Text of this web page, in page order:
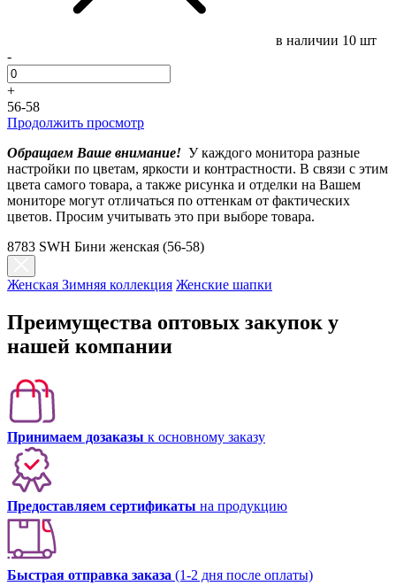
в наличии 10 шт
-
+
56-58
Продолжить просмотр
Обращаем Ваше внимание! У каждого монитора разные
настройки по цветам, яркости и контрастности. В связи с этим
цвета самого товара, а также рисунка и отделки на Вашем
мониторе могут отличаться по оттенкам от фактических
цветов. Просим учитывать это при выборе товара.
8783 SWH Бини женская (56-58)
Женская Зимняя коллекция Женские шапки
Преимущества оптовых закупок у
нашей компании
Принимаем дозаказы к основному заказу
Предоставляем сертификаты на продукцию
Быстрая отправка заказа (1-2 дня после оплаты)